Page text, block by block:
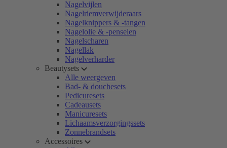
Nagelvijlen
Nagelriemverwijderaars
Nagelknippers & -tangen
Nagelolie & -penselen
Nagelscharen
Nagellak
Nagelverharder
Beautysets
Alle weergeven
Bad- & douchesets
Pedicuresets
Cadeausets
Manicuresets
Lichaamsverzorgingssets
Zonnebrandsets
Accessoires